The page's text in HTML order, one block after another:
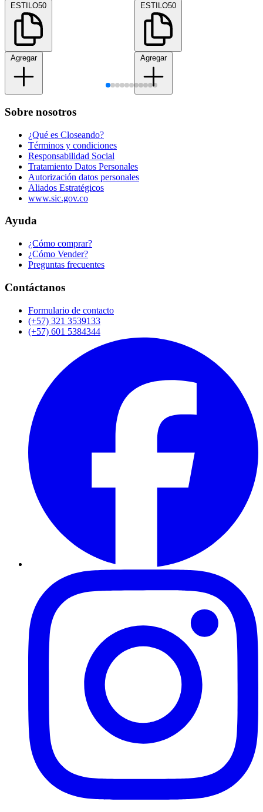
ESTILO50
Agregar
ESTILO50
Agregar
Sobre nosotros
¿Qué es Closeando?
Términos y condiciones
Responsabilidad Social
Tratamiento Datos Personales
Autorización datos personales
Aliados Estratégicos
www.sic.gov.co
Ayuda
¿Cómo comprar?
¿Cómo Vender?
Preguntas frecuentes
Contáctanos
Formulario de contacto
(+57) 321 3539133
(+57) 601 5384344